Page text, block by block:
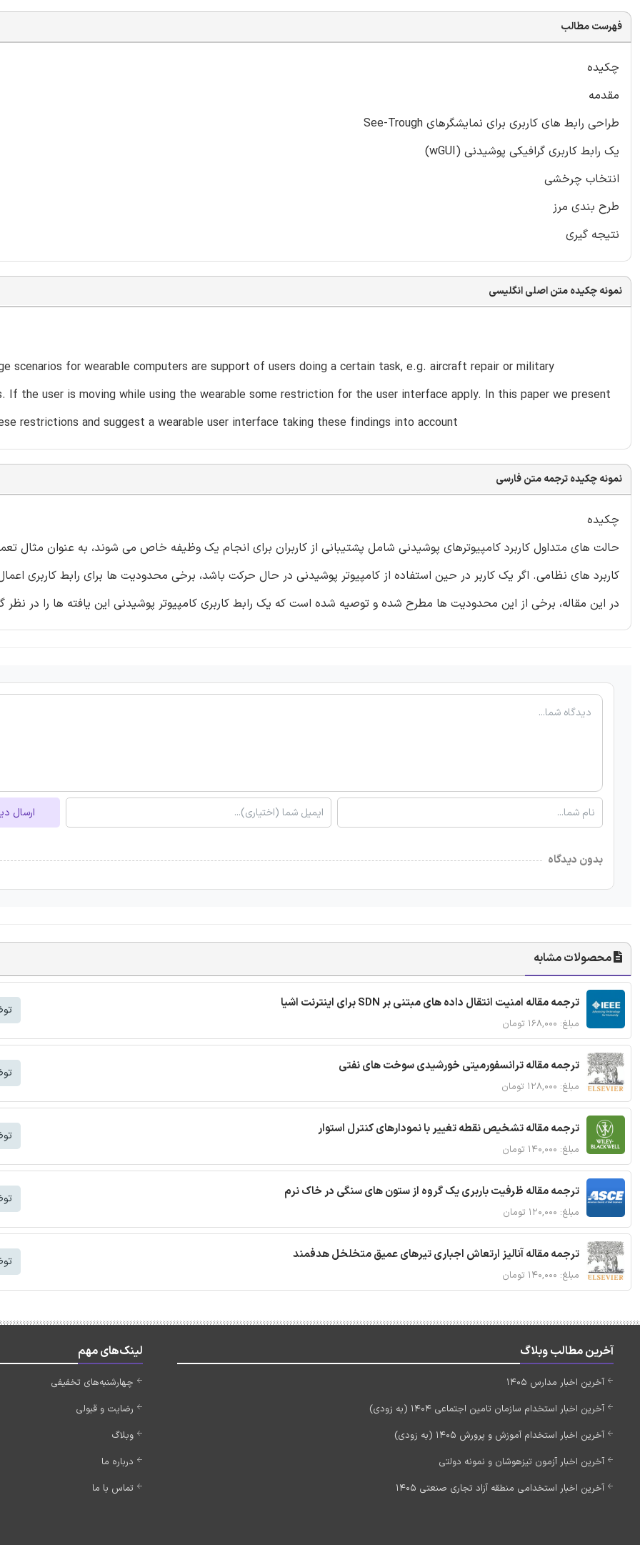
فهرست مطالب
چکیده
مقدمه
طراحی رابط های کاربری برای نمایشگرهای See-Trough
یک رابط کاربری گرافیکی پوشیدنی (wGUI)
انتخاب چرخشی
طرح بندی مرز
نتیجه گیری
نمونه چکیده متن اصلی انگلیسی
scenarios for wearable computers are support of users doing a certain task, e.g. aircraft repair or military
If the user is moving while using the wearable some restriction for the user interface apply. In this paper we present
restrictions and suggest a wearable user interface taking these findings into account
نمونه چکیده ترجمه متن فارسی
چکیده
حالت های متداول کاربرد کامپیوتر‌های پوشیدنی شامل پشتیبانی از کاربران برای انجام یک وظیفه خاص می شوند، به عنوان مثال
کاربرد های نظامی. اگر یک کاربر در حین استفاده از کامپیوتر پوشیدنی در حال حرکت باشد، برخی محدودیت ها برای رابط کاربری
در این مقاله، برخی از این محدودیت ها مطرح شده و توصیه شده است که یک رابط کاربری کامپیوتر پوشیدنی این یافته ها را در نظر
ارسال
بدون دیدگاه
محصولات مشابه
ترجمه مقاله امنیت انتقال داده های مبتنی بر SDN برای اینترنت اشیا
مبلغ: ۱۶۸,۰۰۰ تومان
ترجمه مقاله ترانسفورمیتی خورشیدی سوخت های نفتی
مبلغ: ۱۲۸,۰۰۰ تومان
ترجمه مقاله تشخیص نقطه تغییر با نمودارهای کنترل استوار
مبلغ: ۱۴۰,۰۰۰ تومان
ترجمه مقاله ظرفیت باربری یک گروه از ستون های سنگی در خاک نرم
مبلغ: ۱۲۰,۰۰۰ تومان
ترجمه مقاله آنالیز ارتعاش اجباری تیرهای عمیق متخلخل هدفمند
مبلغ: ۱۴۰,۰۰۰ تومان
آخرین مطالب وبلاگ
آخرین اخبار مدارس 1405
آخرین اخبار استخدام سازمان تامین اجتماعی 1404 (به زودی)
آخرین اخبار استخدام آموزش و پرورش 1405 (به زودی)
آخرین اخبار آزمون تیزهوشان و نمونه دولتی
آخرین اخبار استخدامی منطقه آزاد تجاری صنعتی 1405
لینک‌های مهم
چهارشنبه‌های تخفیفی
رضایت و قبولی
وبلاگ
درباره ما
تماس با ما